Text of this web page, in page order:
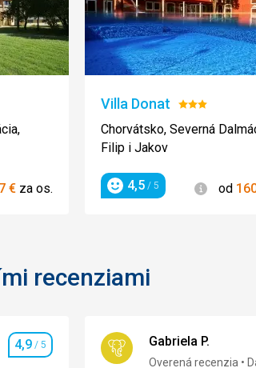
€ za os.
Villa Donat Hodnotenie:
3/5
Chorvátsko, Severná
Filip i Jakov
Hodnotenie
4,5 / 5 od
recenziami
Hodnotenie
4,9 / 5 Gabriela P.
Overená recenzia